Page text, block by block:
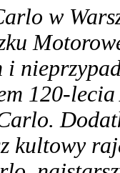
w
i
120-
kultowy